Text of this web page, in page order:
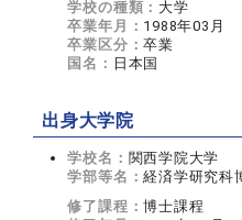
学校の種類： 大学
卒業年月： 1988年03月
卒業区分：卒業
国名： 日本国
出身大学院
学校名： 関西学院大学
学部等名：経済学研究科
修了課程：博士課程